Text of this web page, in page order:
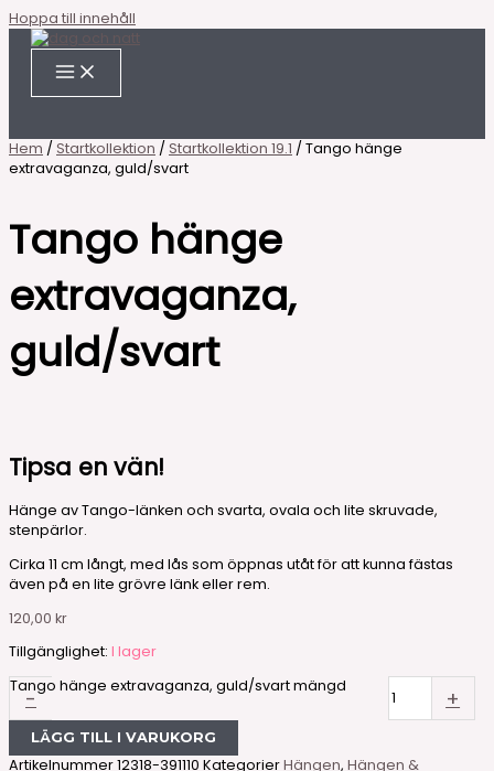
Hoppa till innehåll
Hem / Startkollektion / Startkollektion 19.1 / Tango hänge
extravaganza, guld/svart
Tango hänge
extravaganza,
guld/svart
Tipsa en vän!
Hänge av Tango-länken och svarta, ovala och lite skruvade,
stenpärlor.
Cirka 11 cm långt, med lås som öppnas utåt för att kunna fästas
även på en lite grövre länk eller rem.
120,00 kr
Tillgänglighet: I lager
-
Tango hänge extravaganza, guld/svart mängd +
LÄGG TILL I VARUKORG
Artikelnummer12318-391110 KategorierHängen, Hängen &